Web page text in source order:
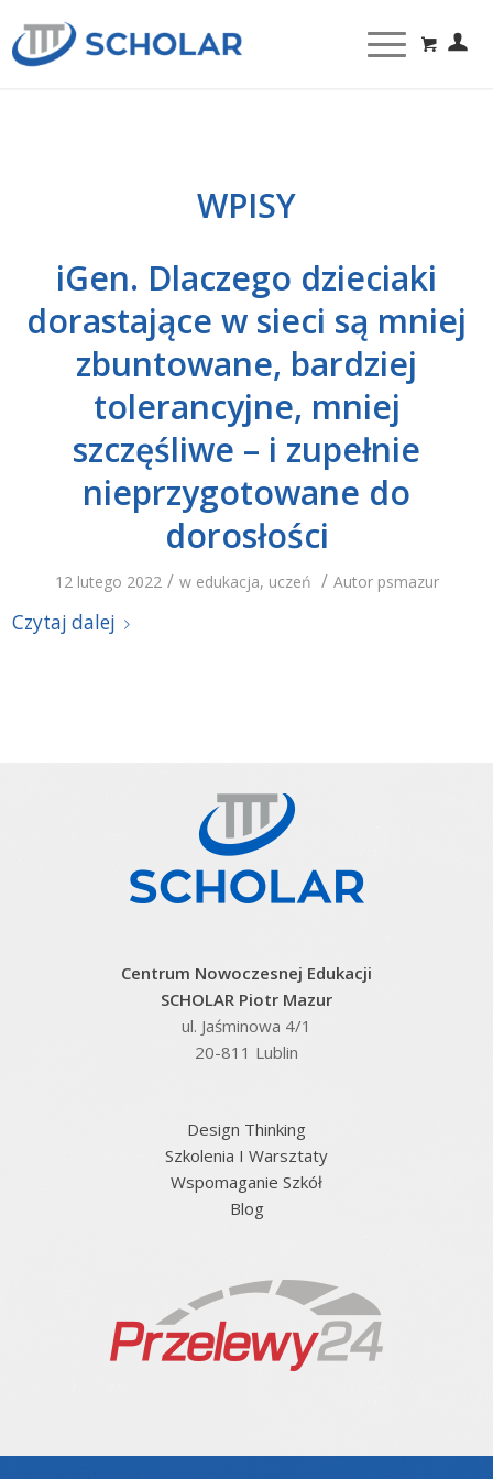
WPISY
iGen. Dlaczego dzieciaki
dorastające w sieci są mniej
zbuntowane, bardziej
tolerancyjne, mniej
szczęśliwe – i zupełnie
nieprzygotowane do
dorosłości
12 lutego 2022 / w edukacja, uczeń / Autor psmazur
Czytaj dalej
Centrum Nowoczesnej Edukacji
SCHOLAR Piotr Mazur
ul. Jaśminowa 4/1
20-811 Lublin
Design Thinking
Szkolenia I Warsztaty
Wspomaganie Szkół
Blog